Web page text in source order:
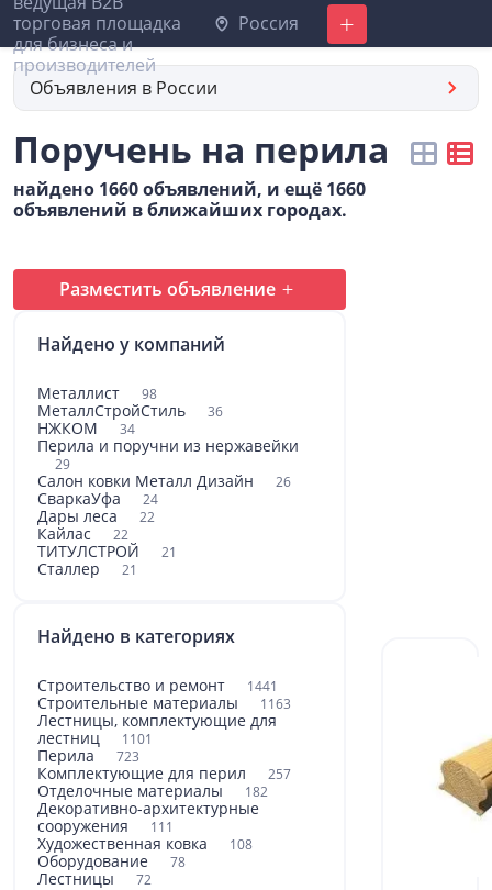
Россия Добавить
Объявления в России
Поручень на перила
найдено 1660 объявлений, и ещё 1660
объявлений в ближайших городах.
Разместить объявление
Найдено у компаний
Металлист 98
МеталлСтройСтиль 36
НЖКОМ 34
Перила и поручни из нержавейки
29
Салон ковки Металл Дизайн 26
СваркаУфа 24
Дары леса 22
Кайлас 22
ТИТУЛСТРОЙ 21
Сталлер 21
Найдено в категориях
Строительство и ремонт 1441
Строительные материалы 1163
Лестницы, комплектующие для
лестниц
1101
Перила 723
Комплектующие для перил 257
Отделочные материалы 182
Декоративно-архитектурные
сооружения
111
Художественная ковка 108
Оборудование 78
Лестницы 72